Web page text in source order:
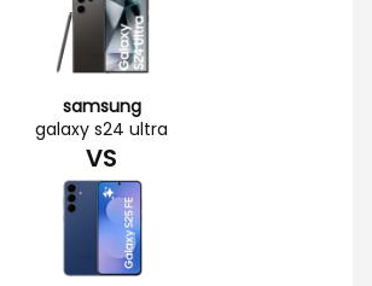
samsung
galaxy s24 ultra
VS